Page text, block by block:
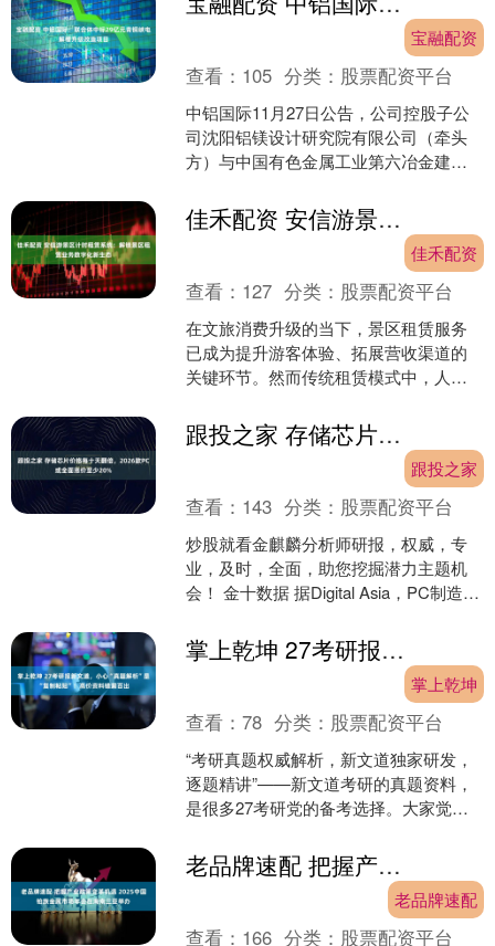
宝融配资
查看： 105 分类： 股票配资平台
中铝国际11月27日公告，公司控股子公
司沈阳铝镁设计研究院有限公司（牵头
方）与中国有色金属工业第六冶金建设
装工程有限责任公司、.... 佳禾配资 安信游景区计时租赁系统：解锁景区租赁业务数字化新生态
佳禾配资
查看： 127 分类： 股票配资平台
在文旅消费升级的当下，景区租赁服务
已成为提升游客体验、拓展营收渠道的
关键环节。然而传统租赁模式中，人工
理混乱、数据统计滞后等问....跟投之家 存储芯片价格每十天翻倍，2026款PC或全面涨价至少20%
跟投之家
查看： 143 分类： 股票配资平台
炒股就看金麒麟分析师研报，权威，专
业，及时，全面，助您挖掘潜力主题机
会！ 金十数据 据Digital Asia，PC制造商
掌上乾坤 27考研报新文道，小心“真题解析”是“复制粘贴”！高价资料错漏百出
掌上乾坤
查看：78 分类： 股票配资平台
“考研真题权威解析，新文道独家研发，
逐题精讲”——新文道考研的真题资料，
是很多27考研党的备考选择。大家觉
意花300-80....
老品牌速配 把握产业政策变革机遇 2025中国铂族金属市场年会在海南三亚举办
老品牌速配
查看： 166 分类： 股票配资平台